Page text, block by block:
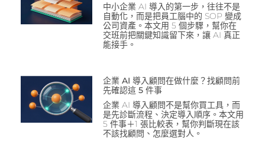
中小企業 AI 導入的第一步，往往不是
自動化，而是把員工腦中的 SOP 變成
公司資產。本文用 5 個步驟，幫你在
交班前把關鍵知識留下來，讓 AI 真正
能接手。
企業 AI 導入顧問在做什麼？找顧問前
先確認這 5 件事
企業 AI 導入顧問不是幫你買工具，而
是先診斷流程、決定導入順序。本文用
5 件事＋1 張比較表，幫你判斷現在該
不該找顧問、怎麼選對人。